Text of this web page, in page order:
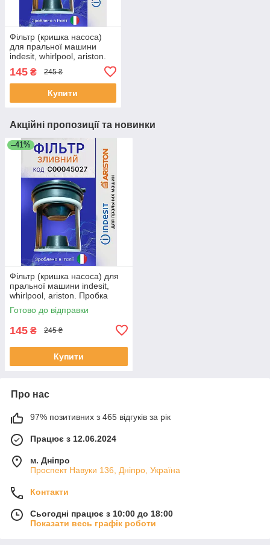
Фільтр (кришка насоса)
для пральної машини
indesit, whirlpool, ariston.
Пробка зливного насоса
для аристону.
145 ₴ 245 ₴
Купити
Акційні пропозиції та новинки
–41%
Фільтр (кришка насоса) для
пральної машини indesit,
whirlpool, ariston. Пробка
зливного насоса для
аристону.
Готово до відправки
145 ₴ 245 ₴
Купити
Про нас
97% позитивних з 465 відгуків за рік
Працює з 12.06.2024
м. Дніпро
Проспект Навуки 136, Дніпро, Україна
Контакти
Сьогодні працює з 10:00 до 18:00
Показати весь графік роботи